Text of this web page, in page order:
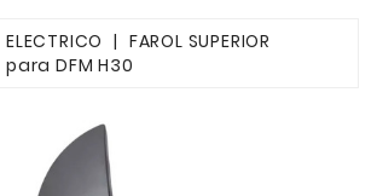
ELECTRICO
FAROL SUPERIOR
para DFM H30